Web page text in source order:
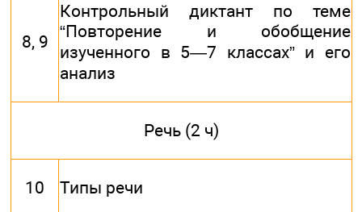
8, 9
Контрольный диктант по теме
“Повторение и обобщение
изученного в 5—7 классах” и его
анализ
Речь (2 ч)
10 Типы речи